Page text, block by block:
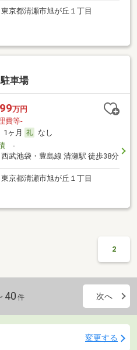
東京都清瀬市旭が丘１丁目
車場
万円
費等-
1ヶ月
なし
-
西武池袋・豊島線 清瀬駅 徒歩38分
東京都清瀬市旭が丘１丁目
2
40 件 次へ
変更する